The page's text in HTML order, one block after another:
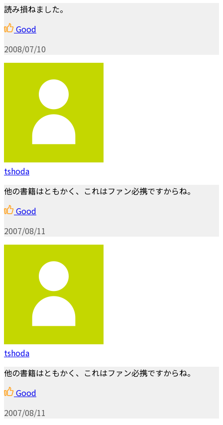
読み損ねました。
Good
2008/07/10
tshoda
他の書籍はともかく、これはファン必携ですからね。
Good
2007/08/11
tshoda
他の書籍はともかく、これはファン必携ですからね。
Good
2007/08/11